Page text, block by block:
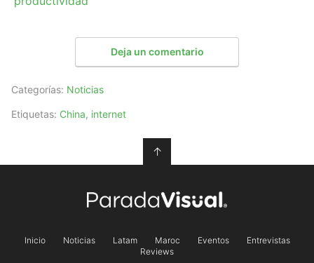
Deja un comentario
Categorías: Noticias
Etiquetas: China, internet
↑
Inicio Noticias Latam Maroc Eventos
Entrevistas
Reviews